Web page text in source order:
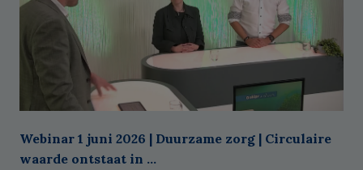
Webinar 1 juni 2026 | Duurzame zorg | Circulaire
waarde ontstaat in ...